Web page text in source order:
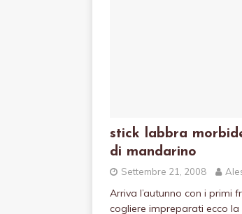
stick labbra
di mandarino
Settembre 21, 2008
Arriva l’autunno con i primi
cogliere impreparati ecco la